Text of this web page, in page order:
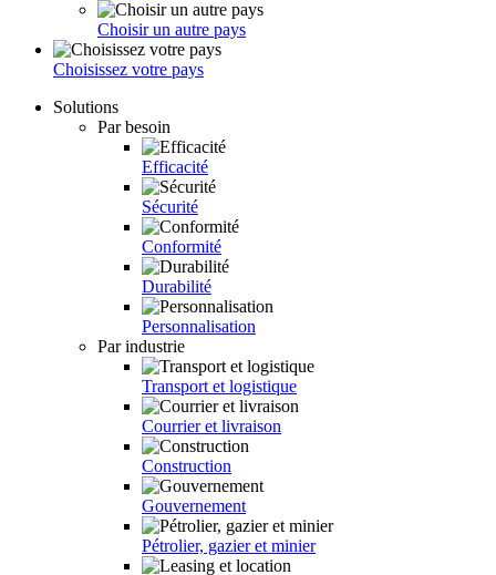
Choisir un autre pays
Choisissez votre pays
Solutions
Par besoin
Efficacité
Sécurité
Conformité
Durabilité
Personnalisation
Par industrie
Transport et logistique
Courrier et livraison
Construction
Gouvernement
Pétrolier, gazier et minier